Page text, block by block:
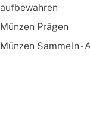
aufbewahren
Münzen Prägen
Münzen Sammeln -